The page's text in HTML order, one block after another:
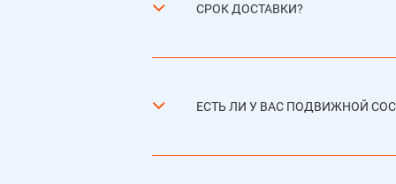
СРОК ДОСТАВКИ?
ЕСТЬ ЛИ У ВАС ПОДВИЖНОЙ